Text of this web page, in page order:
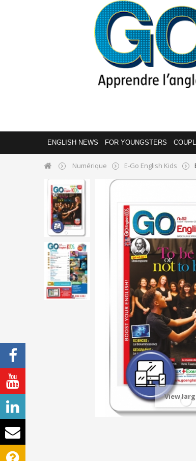
ENGLISH NEWS FOR YOUNGSTERS
Numérique E-Go English Kids
View